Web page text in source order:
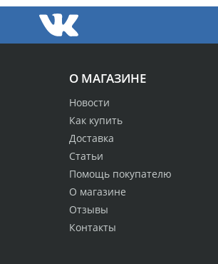
О МАГАЗИНЕ
Новости
Как купить
Доставка
Статьи
Помощь покупателю
О магазине
Отзывы
Контакты